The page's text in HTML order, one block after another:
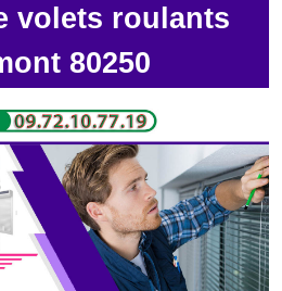
volets roulants
80250